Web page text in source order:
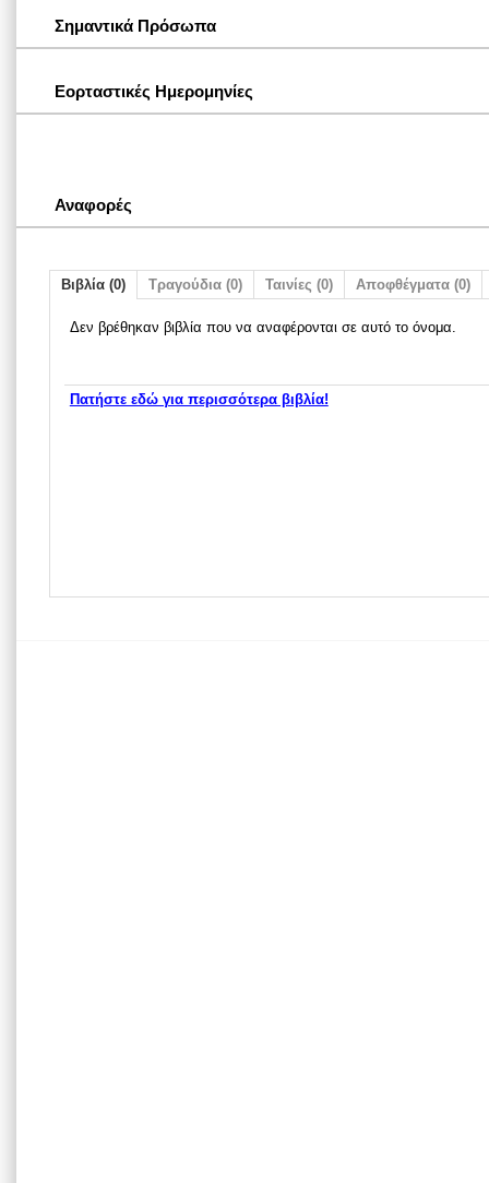
Σημαντικά Πρόσωπα
Εορταστικές Ημερομηνίες
Αναφορές
Βιβλία (0) Τραγούδια (0) Ταινίες (0) Αποφθέγματα (0)
Δεν βρέθηκαν βιβλία που να αναφέρονται σε αυτό το όνομα.
Πατήστε εδώ για περισσότερα βιβλία!